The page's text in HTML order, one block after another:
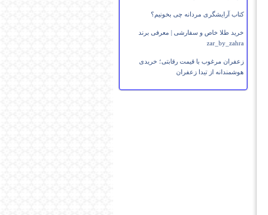
کتاب آرایشگری مردانه چی بخونیم؟
خرید طلا خاص و سفارشی | معرفی برند
zar_by_zahra
زعفران مرغوب با قیمت رقابتی؛ خریدی
هوشمندانه از تیدا زعفران